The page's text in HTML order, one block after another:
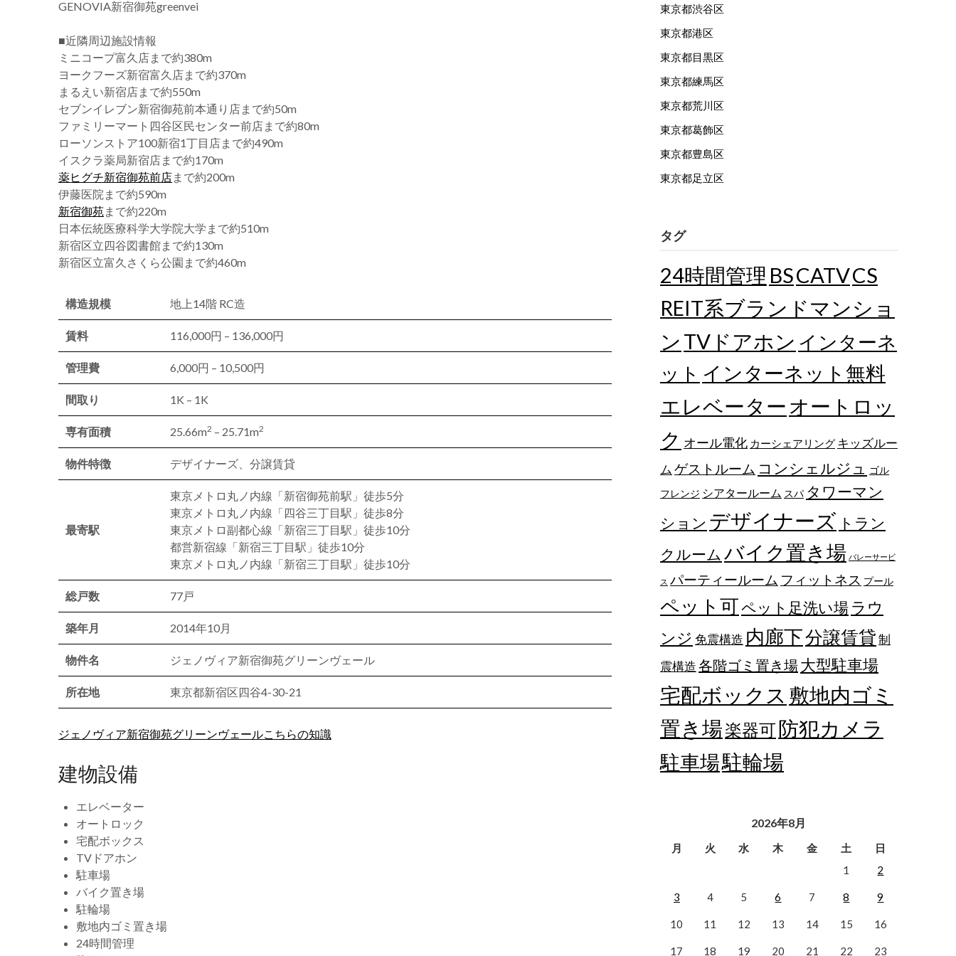
GENOVIA新宿御苑greenvei
■近隣周辺施設情報
ミニコープ富久店まで約380m
ヨークフーズ新宿富久店まで約370m
まるえい新宿店まで約550m
セブンイレブン新宿御苑前本通り店まで約50m
ファミリーマート四谷区民センター前店まで約80m
ローソンストア100新宿1丁目店まで約490m
イスクラ薬局新宿店まで約170m
薬ヒグチ新宿御苑前店まで約200m
伊藤医院まで約590m
新宿御苑まで約220m
日本伝統医療科学大学院大学まで約510m
新宿区立四谷図書館まで約130m
新宿区立富久さくら公園まで約460m
構造規模 地上14階 RC造
賃料 116,000円 – 136,000円
管理費 6,000円 – 10,500円
間取り 1K – 1K
専有面積 25.66m2 – 25.71m2
物件特徴 デザイナーズ、分譲賃貸
最寄駅
東京メトロ丸ノ内線「新宿御苑前駅」徒歩5分
東京メトロ丸ノ内線「四谷三丁目駅」徒歩8分
東京メトロ副都心線「新宿三丁目駅」徒歩10分
都営新宿線「新宿三丁目駅」徒歩10分
東京メトロ丸ノ内線「新宿三丁目駅」徒歩10分
総戸数 77戸
築年月 2014年10月
物件名 ジェノヴィア新宿御苑グリーンヴェール
所在地 東京都新宿区四谷4-30-21
ジェノヴィア新宿御苑グリーンヴェールこちらの知識
建物設備
エレベーター
オートロック
宅配ボックス
TVドアホン
駐車場
バイク置き場
駐輪場
敷地内ゴミ置き場
24時間管理
東京都渋谷区
東京都港区
東京都目黒区
東京都練馬区
東京都荒川区
東京都葛飾区
東京都豊島区
東京都足立区
タグ
24時間管理 BSCATVCS
REIT系ブランドマンショ
ン TVドアホン インターネ
ット インターネット無料
エレベーター オートロッ
ク オール電化 カーシェアリング キッズルー
ム ゲストルーム コンシェルジュ
ゴル
フレンジ シアタールーム スパ タワーマン
ション デザイナーズ トラン
クルーム バイク置き場 バレーサービ
ス パーティールーム フィットネス プール
ペット可ペット足洗い場 ラウ
ンジ 免震構造 内廊下分譲賃貸制
震構造各階ゴミ置き場大型駐車場
宅配ボックス 敷地内ゴミ
置き場楽器可防犯カメラ
駐車場駐輪場
2026年8月
月 火 水 木 金 土
日
1
2
3 4 5 6 7 8 9
10 11 12 13 14 15 16
17 18 19 20 21 22 23